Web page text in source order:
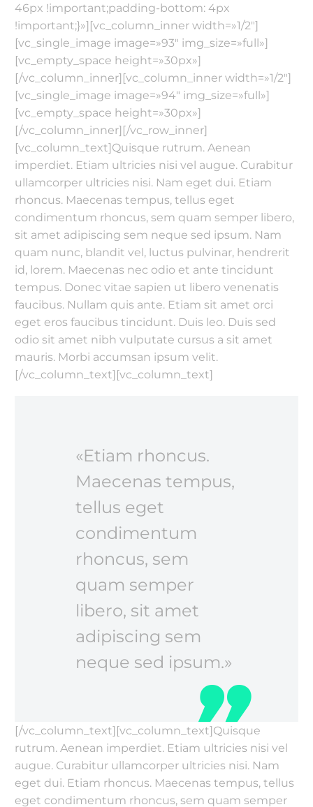
46px !important;padding-bottom: 4px
!important;}»][vc_column_inner width=»1/2″]
[vc_single_image image=»93″ img_size=»full»]
[vc_empty_space height=»30px»]
[/vc_column_inner][vc_column_inner width=»1/2″]
[vc_single_image image=»94″ img_size=»full»]
[vc_empty_space height=»30px»]
[/vc_column_inner][/vc_row_inner]
[vc_column_text]Quisque rutrum. Aenean
imperdiet. Etiam ultricies nisi vel augue. Curabitur
ullamcorper ultricies nisi. Nam eget dui. Etiam
rhoncus. Maecenas tempus, tellus eget
condimentum rhoncus, sem quam semper libero,
sit amet adipiscing sem neque sed ipsum. Nam
quam nunc, blandit vel, luctus pulvinar, hendrerit
id, lorem. Maecenas nec odio et ante tincidunt
tempus. Donec vitae sapien ut libero venenatis
faucibus. Nullam quis ante. Etiam sit amet orci
eget eros faucibus tincidunt. Duis leo. Duis sed
odio sit amet nibh vulputate cursus a sit amet
mauris. Morbi accumsan ipsum velit.
[/vc_column_text][vc_column_text]
«Etiam rhoncus.
Maecenas tempus,
tellus eget
condimentum
rhoncus, sem
quam semper
libero, sit amet
adipiscing sem
neque sed ipsum.»
[/vc_column_text][vc_column_text]Quisque
rutrum. Aenean imperdiet. Etiam ultricies nisi vel
augue. Curabitur ullamcorper ultricies nisi. Nam
eget dui. Etiam rhoncus. Maecenas tempus, tellus
eget condimentum rhoncus, sem quam semper